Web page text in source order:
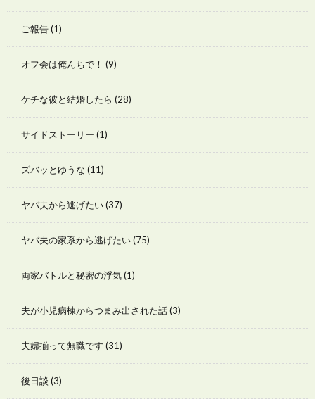
ご報告(1)
オフ会は俺んちで！ (9)
ケチな彼と結婚したら (28)
サイドストーリー (1)
ズバッとゆうな (11)
ヤバ夫から逃げたい(37)
ヤバ夫の家系から逃げたい(75)
両家バトルと秘密の浮気(1)
夫が小児病棟からつまみ出された話(3)
夫婦揃って無職です (31)
後日談 (3)